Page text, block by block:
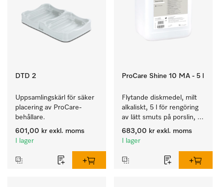
DTD 2
Uppsamlingskärl för säker
placering av ProCare-
behållare.
601,00 kr exkl. moms
I lager
ProCare Shine 10 MA - 5 l
Flytande diskmedel, milt
alkaliskt, 5 l för rengöring
av lätt smuts på porslin,
bestick och glas.
683,00 kr exkl. moms
I lager